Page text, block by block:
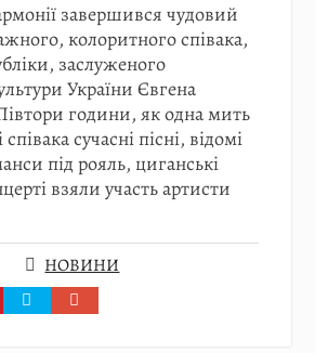
завершився чудовий
колоритного співака,
заслуженого
України Євгена
години, як одна мить
сучасні пісні, відомі
під рояль, циганські
взяли участь артисти
НОВИНИ